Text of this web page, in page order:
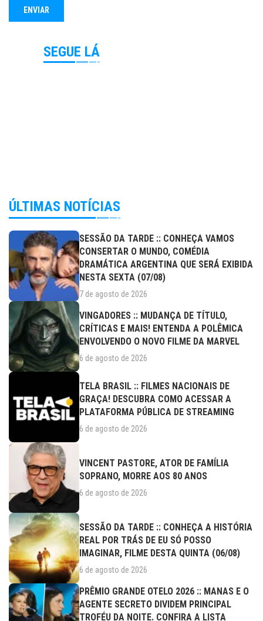
SEGUE LÁ
ÚLTIMAS NOTÍCIAS
SESSÃO DA TARDE :: CONHEÇA VAMOS
CONSERTAR O MUNDO, COMÉDIA
DRAMÁTICA ARGENTINA QUE SERÁ EXIBIDA
NESTA SEXTA (07/08)
7 de agosto de 2026
VINGADORES :: MUDANÇA DE TÍTULO,
CRÍTICAS E MAIS! ENTENDA A POLÊMICA
ENVOLVENDO O NOVO FILME DA MARVEL
6 de agosto de 2026
TELA BRASIL :: FILMES NACIONAIS DE
GRAÇA! DESCUBRA COMO ACESSAR A
PLATAFORMA PÚBLICA DE STREAMING
6 de agosto de 2026
VINCENT PASTORE, ATOR DE FAMÍLIA
SOPRANO, MORRE AOS 80 ANOS
6 de agosto de 2026
SESSÃO DA TARDE :: CONHEÇA A HISTÓRIA
REAL POR TRÁS DE EU SÓ POSSO
IMAGINAR, FILME DESTA QUINTA (06/08)
6 de agosto de 2026
PRÊMIO GRANDE OTELO 2026 :: MANAS E O
AGENTE SECRETO DIVIDEM PRINCIPAL
TROFÉU DA NOITE. CONFIRA A LISTA